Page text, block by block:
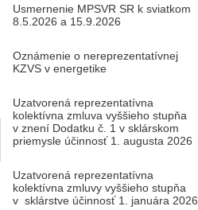
Usmernenie MPSVR SR k sviatkom
8.5.2026 a 15.9.2026
Oznámenie o nereprezentatívnej
KZVS v energetike
Uzatvorená reprezentatívna
kolektívna zmluva vyššieho stupňa
v znení Dodatku č. 1 v sklárskom
priemysle účinnosť 1. augusta 2026
Uzatvorená reprezentatívna
kolektívna zmluvy vyššieho stupňa
v sklárstve účinnosť 1. januára 2026